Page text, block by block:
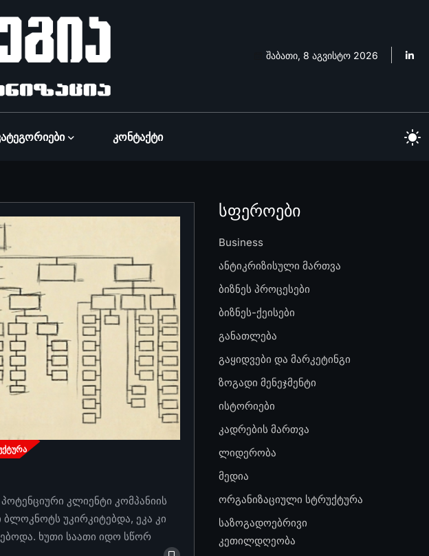
შაბათი, 8 აგვისტო 2026
Კონტაქტი
კლიენტი კომპანიის
უკირკიტებდა, ეკა კი
ხუთი საათი იდო სწორ
სფეროები
Business
ანტიკრიზისული მართვა
ბიზნეს პროცესები
ბიზნეს-ქეისები
განათლება
გაყიდვები და მარკეტინგი
ზოგადი მენეჯმენტი
ისტორიები
კადრების მართვა
ლიდერობა
მედია
ორგანიზაციული სტრუქტურა
საზოგადოებრივი
კეთილდღეობა